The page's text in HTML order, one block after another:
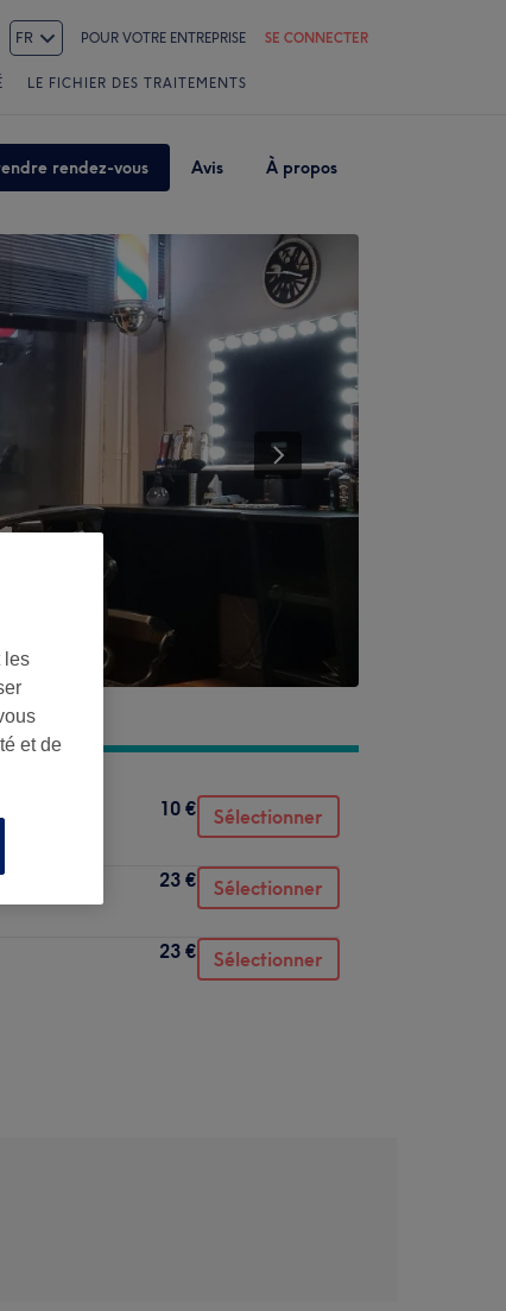
FR POUR VOTRE ENTREPRISE SE CONNECTER
LE FICHIER DES TRAITEMENTS
rendez-vous Avis À propos
10 € Sélectionner
23 € Sélectionner
23 € Sélectionner
les
et de